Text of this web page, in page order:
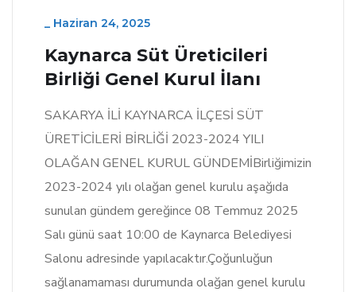
_ Haziran 24, 2025
Kaynarca Süt Üreticileri
Birliği Genel Kurul İlanı
SAKARYA İLİ KAYNARCA İLÇESİ SÜT
ÜRETİCİLERİ BİRLİĞİ 2023-2024 YILI
OLAĞAN GENEL KURUL GÜNDEMİBirliğimizin
2023-2024 yılı olağan genel kurulu aşağıda
sunulan gündem gereğince 08 Temmuz 2025
Salı günü saat 10:00 de Kaynarca Belediyesi
Salonu adresinde yapılacaktır.Çoğunluğun
sağlanamaması durumunda olağan genel kurulu